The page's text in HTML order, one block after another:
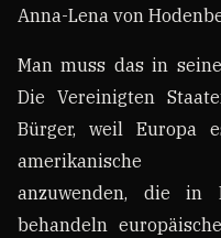
Anna-Lena von
Man muss das in
Die Vereinigten
Bürger, weil Europa
amerikanische
anzuwenden, die in
behandeln